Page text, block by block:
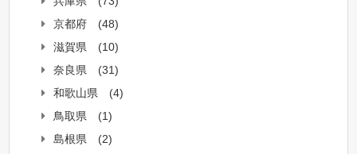
京都府
(48)
滋賀県
(10)
奈良県
(31)
和歌山県
(4)
鳥取県
(1)
島根県
(2)